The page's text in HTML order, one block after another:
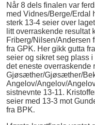
Når 8 dels finalen var
med Vidnes/Berge/Erdal
sterk 13-4 seier over
litt overraskende resultat
Friberg/Nilsen/Andersen
fra GPK. Her gikk gutta
seier og sikret seg plass
det eneste overraskende
Gjøsæther/Gjøsæther/
Angelov/Angelov/
sistnevnte 13-11.
seier med 13-3 mot
fra BPK.